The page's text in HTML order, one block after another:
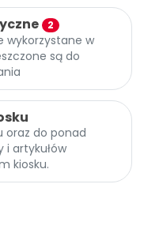
2
wykorzystane w
są do
oraz do ponad
i artykułów
kiosku.